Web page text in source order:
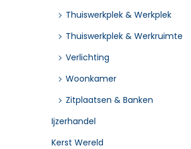
Thuiswerkplek & Werkplek
Thuiswerkplek & Werkruimte
Verlichting
Woonkamer
Zitplaatsen & Banken
Ijzerhandel
Kerst Wereld